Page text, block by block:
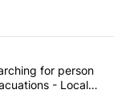
articles in the last
searching
for person
- Local